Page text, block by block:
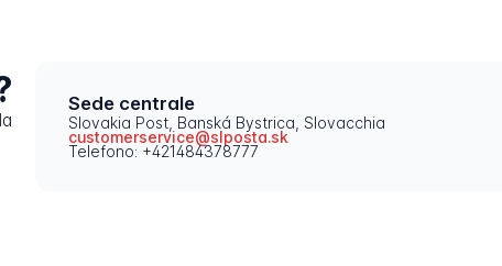
Sede centrale
Slovakia Post, Banská Bystrica, Slovacchia
customerservice@slposta.sk
Telefono: +421484378777